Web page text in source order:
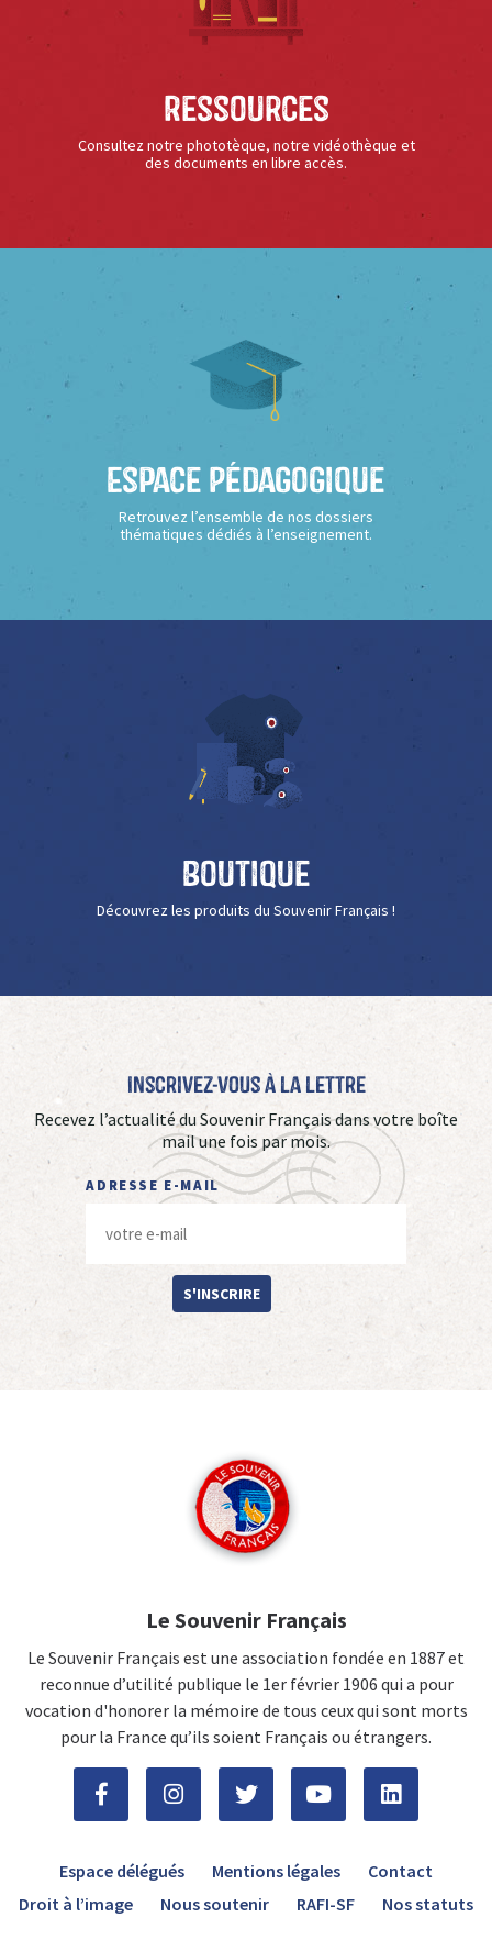
Ressources
Consultez notre phototèque, notre vidéothèque et
des documents en libre accès.
Espace Pédagogique
Retrouvez l’ensemble de nos dossiers
thématiques dédiés à l’enseignement.
Boutique
Découvrez les produits du Souvenir Français !
Inscrivez-vous à La Lettre
Recevez l’actualité du Souvenir Français dans votre boîte
mail une fois par mois.
ADRESSE E-MAIL
S'INSCRIRE
Le Souvenir Français
Le Souvenir Français est une association fondée en 1887 et
reconnue d’utilité publique le 1er février 1906 qui a pour
vocation d'honorer la mémoire de tous ceux qui sont morts
pour la France qu’ils soient Français ou étrangers.
Espace délégués Mentions légales
Contact
Droit à l’image
Nous soutenir RAFI-SF Nos statuts